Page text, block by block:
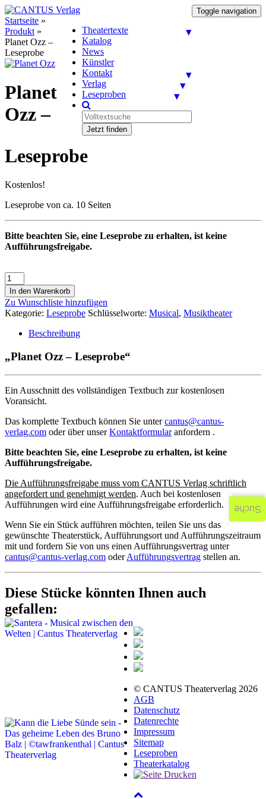
Toggle navigation
Theatertexte
Katalog
News
Künstler
Kontakt
Verlag
Leseproben
Jetzt finden
Startseite »
Produkt »
Planet Ozz –
Leseprobe
Planet
Ozz –
Leseprobe
Kostenlos!
Leseprobe von ca. 10 Seiten
Bitte beachten Sie, eine Leseprobe zu erhalten, ist keine
Aufführungsfreigabe.
In den Warenkorb
Zu Wunschliste hinzufügen
Kategorie: Leseprobe Schlüsselworte: Musical, Musiktheater
Beschreibung
„Planet Ozz – Leseprobe“
Ein Ausschnitt des vollständigen Textbuch zur kostenlosen
Voransicht.
Das komplette Textbuch können Sie untercantus@cantus-
verlag.com oder über unserKontaktformularanfordern .
Bitte beachten Sie, eine Leseprobe zu erhalten, ist keine
Aufführungsfreigabe.
Die Aufführungsfreigabe muss vom CANTUS Verlag schriftlich
angefordert und genehmigt werden. Auch bei kostenlosen
Aufführungen wird eine Aufführungsfreigabe erforderlich.
Wenn Sie ein Stück aufführen möchten, teilen Sie uns das
gewünschte Theaterstück, Aufführungsort und Aufführungszeitraum
mit und fordern Sie von uns einen Aufführungsvertrag unter
cantus@cantus-verlag.com oderAufführungsvertrag stellen an.
Diese Stücke könnten Ihnen auch
gefallen:
© CANTUS Theaterverlag 2026
AGB
Datenschutz
Datenrechte
Impressum
Sitemap
Leseproben
Theaterkatalog
Suche